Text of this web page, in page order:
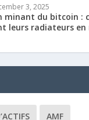
3, 2025
minant du bitcoin :
leurs radiateurs en
AMF